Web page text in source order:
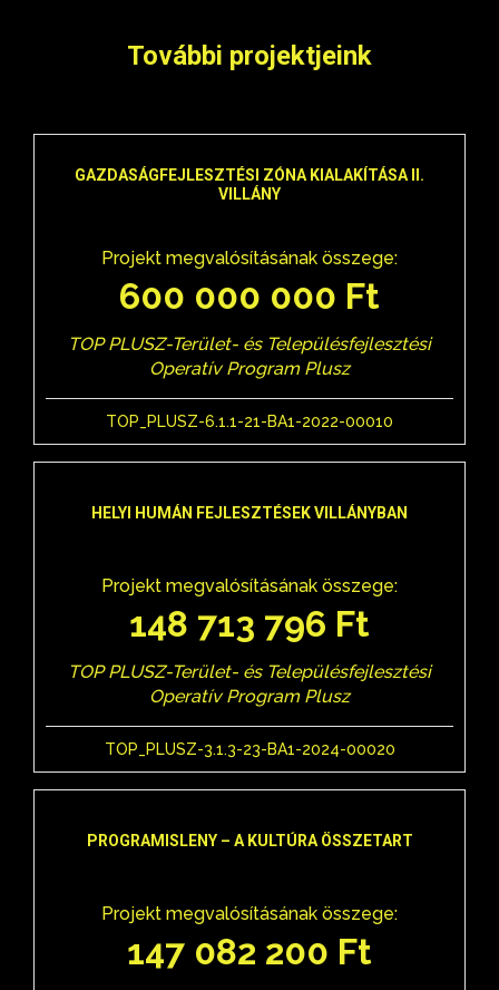
További projektjeink
GAZDASÁGFEJLESZTÉSI ZÓNA KIALAKÍTÁSA II.
VILLÁNY
Projekt megvalósításának összege:
600 000 000 Ft
TOP PLUSZ-Terület- és Településfejlesztési
Operatív Program Plusz
TOP_PLUSZ-6.1.1-21-BA1-2022-00010
HELYI HUMÁN FEJLESZTÉSEK VILLÁNYBAN
Projekt megvalósításának összege:
148 713 796 Ft
TOP PLUSZ-Terület- és Településfejlesztési
Operatív Program Plusz
TOP_PLUSZ-3.1.3-23-BA1-2024-00020
PROGRAMISLENY – A KULTÚRA ÖSSZETART
Projekt megvalósításának összege:
147 082 200 Ft